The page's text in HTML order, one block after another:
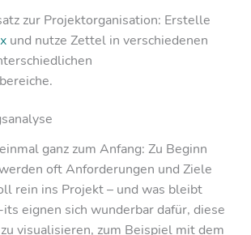
zur Projektorganisation: Erstelle
und nutze Zettel in verschiedenen
ganz zum Anfang: Zu Beginn
oft Anforderungen und Ziele
rein ins Projekt – und was bleibt
eignen sich wunderbar dafür, diese
visualisieren, zum Beispiel mit dem